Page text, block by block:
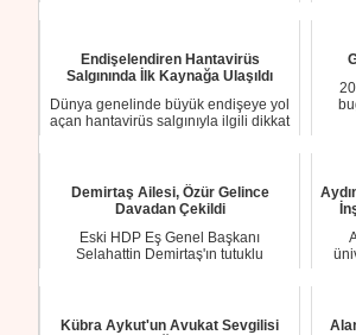
Endişelendiren Hantavirüs
Salgınında İlk Kaynağa Ulaşıldı
Dünya genelinde büyük endişeye yol
açan hantavirüs salgınıyla ilgili dikkat
Demirtaş Ailesi, Özür Gelince
Davadan Çekildi
Eski HDP Eş Genel Başkanı
Selahattin Demirtaş'ın tutuklu
Kübra Aykut'un Avukat Sevgilisi